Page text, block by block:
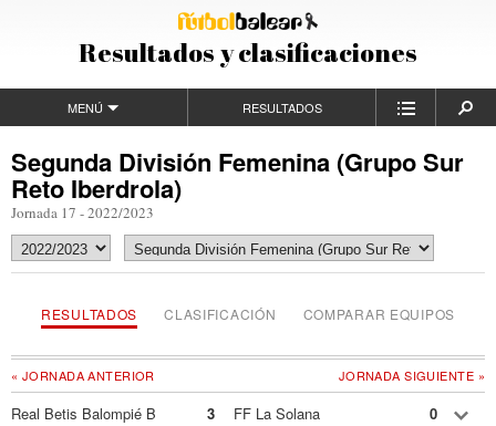
Resultados y clasificaciones
MENÚ RESULTADOS
Segunda División Femenina (Grupo Sur
Reto Iberdrola)
Jornada 17 - 2022/2023
RESULTADOS CLASIFICACIÓN COMPARAR EQUIPOS
JORNADA SIGUIENTE »
« JORNADA ANTERIOR
Real Betis Balompié B 3 FF La Solana 0